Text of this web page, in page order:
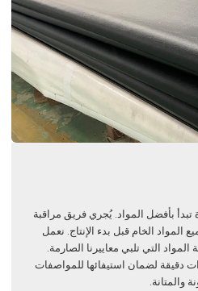
تبدأ بأفضل المواد. يُجري فريق مراقبة
المواد الخام قبل بدء الإنتاج. نعمل
التي تلبي معاييرنا الصارمة.
دقيقة لضمان استيفائها للمواصفات
والمتانة.